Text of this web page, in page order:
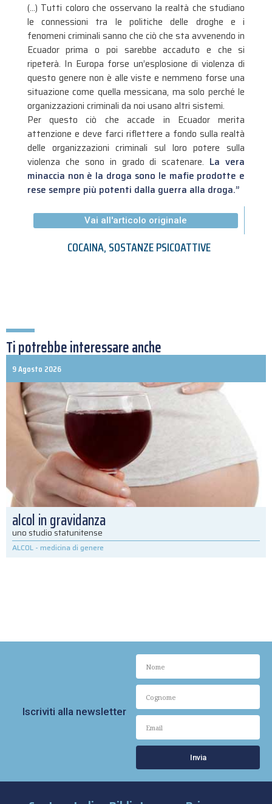
(…) Tutti coloro che osservano la realtà che studiano
le connessioni tra le politiche delle droghe e i
fenomeni criminali sanno che ciò che sta avvenendo in
Ecuador prima o poi sarebbe accaduto e che si
ripeterà. In Europa forse un’esplosione di violenza di
questo genere non è alle viste e nemmeno forse una
situazione come quella messicana, ma solo perché le
organizzazioni criminali da noi usano altri sistemi.
Per questo ciò che accade in Ecuador merita
attenzione e deve farci riflettere a fondo sulla realtà
delle organizzazioni criminali sul loro potere sulla
violenza che sono in grado di scatenare. La vera
minaccia non è la droga sono le mafie prodotte e
rese sempre più potenti dalla guerra alla droga.”
Vai all'articolo originale
COCAINA,SOSTANZE PSICOATTIVE
Ti potrebbe interessare anche
9 Agosto 2026
alcol in gravidanza
uno studio statunitense
ALCOL - medicina di genere
Iscriviti alla newsletter
Invia